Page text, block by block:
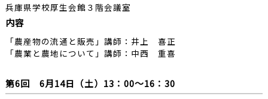
兵庫県学校厚生会館３階会議室
内容
「農産物の流通と販売」講師：井上 喜正
「農業と農地について」講師：中西 重喜
第6回 6月14日（土）13：00～16：30